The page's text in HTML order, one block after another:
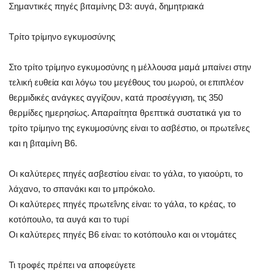
Σημαντικές πηγές βιταμίνης D3: αυγά, δημητριακά
Τρίτο τρίμηνο εγκυμοσύνης
Στο τρίτο τρίμηνο εγκυμοσύνης η μέλλουσα μαμά μπαίνει στην
τελική ευθεία και λόγω του μεγέθους του μωρού, οι επιπλέον
θερμιδικές ανάγκες αγγίζουν, κατά προσέγγιση, τις 350
θερμίδες ημερησίως. Απαραίτητα θρεπτικά συστατικά για το
τρίτο τρίμηνο της εγκυμοσύνης είναι το ασβέστιο, οι πρωτεΐνες
και η βιταμίνη B6.
Οι καλύτερες πηγές ασβεστίου είναι: το γάλα, το γιαούρτι, το
λάχανο, το σπανάκι και το μπρόκολο.
Οι καλύτερες πηγές πρωτεΐνης είναι: το γάλα, το κρέας, το
κοτόπουλο, τα αυγά και το τυρί
Οι καλύτερες πηγές Β6 είναι: το κοτόπουλο και οι ντομάτες
Τι τροφές πρέπει να αποφεύγετε